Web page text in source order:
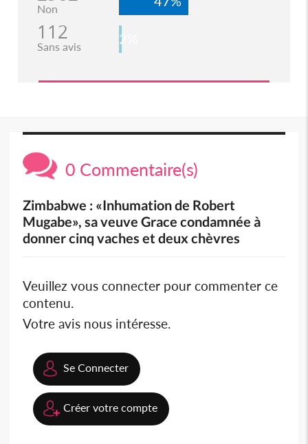
Non
112
Sans avis 2%
0 Commentaire(s)
Zimbabwe : «Inhumation de Robert
Mugabe», sa veuve Grace condamnée à
donner cinq vaches et deux chèvres
Veuillez vous connecter pour commenter ce
contenu.
Votre avis nous intéresse.
Se Connecter
Créer votre compte